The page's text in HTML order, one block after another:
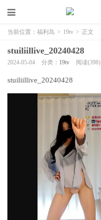
当前位置： 福利岛 > 19tv > 正文
stuiliillive_20240428
2024-05-04 分类： 19tv 阅读(398)
stuiliillive_20240428